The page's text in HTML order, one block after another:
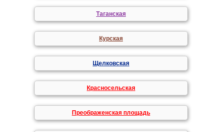
Таганская
Курская
Щелковская
Красносельская
Преображенская площадь